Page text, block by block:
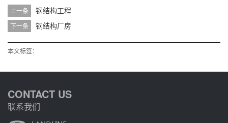
上一条 钢结构工程
下一条 钢结构厂房
本文标签：
CONTACT US
联系我们